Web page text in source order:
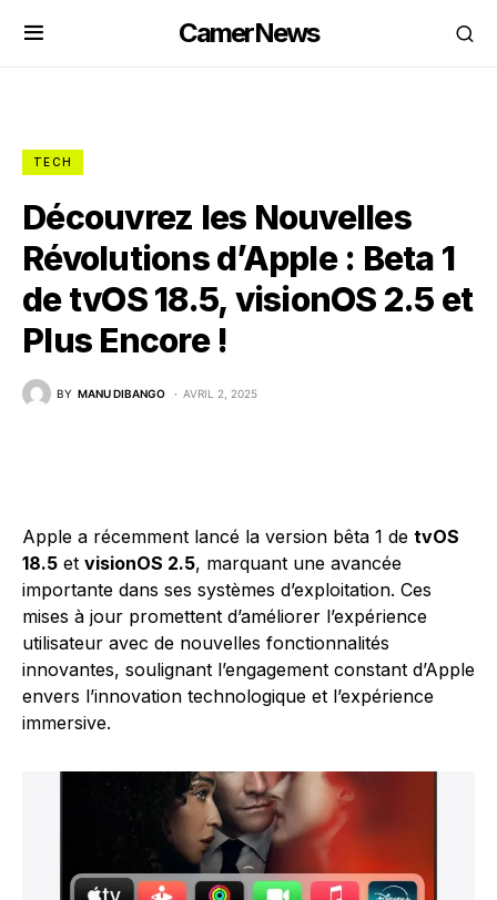
CamerNews
TECH
Découvrez les Nouvelles
Révolutions d’Apple : Beta 1
de tvOS 18.5, visionOS 2.5 et
Plus Encore !
BY MANU DIBANGO AVRIL 2, 2025
Apple a récemment lancé la version bêta 1 de tvOS
18.5 et visionOS 2.5, marquant une avancée
importante dans ses systèmes d’exploitation. Ces
mises à jour promettent d’améliorer l’expérience
utilisateur avec de nouvelles fonctionnalités
innovantes, soulignant l’engagement constant d’Apple
envers l’innovation technologique et l’expérience
immersive.